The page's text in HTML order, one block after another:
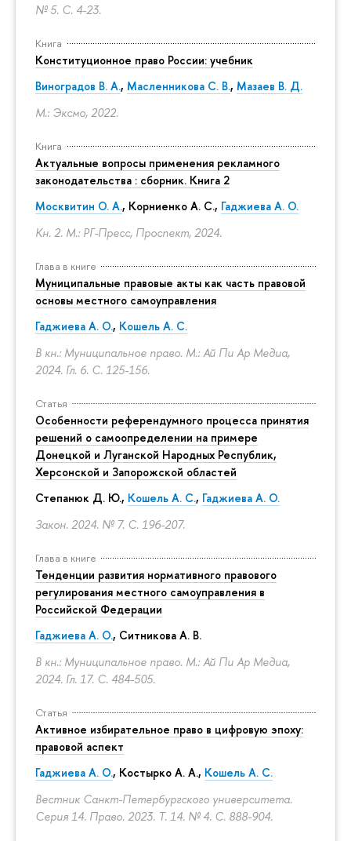
№ 5. С. 4-23.
Книга
Конституционное право России: учебник
Виноградов В. А., Масленникова С. В., Мазаев В. Д.
М.: Эксмо, 2022.
Книга
Актуальные вопросы применения рекламного
законодательства : сборник. Книга 2
Москвитин О. А., Корниенко А. С., Гаджиева А. О.
Кн. 2. М.: РГ-Пресс, Проспект, 2024.
Глава в книге
Муниципальные правовые акты как часть правовой
основы местного самоуправления
Гаджиева А. О., Кошель А. С.
В кн.: Муниципальное право. М.: Ай Пи Ар Медиа,
2024. Гл. 6. С. 125-156.
Статья
Особенности референдумного процесса принятия
решений о самоопределении на примере
Донецкой и Луганской Народных Республик,
Херсонской и Запорожской областей
Степанюк Д. Ю., Кошель А. С., Гаджиева А. О.
Закон. 2024. № 7. С. 196-207.
Глава в книге
Тенденции развития нормативного правового
регулирования местного самоуправления в
Российской Федерации
Гаджиева А. О., Ситникова А. В.
В кн.: Муниципальное право. М.: Ай Пи Ар Медиа,
2024. Гл. 17. С. 484-505.
Статья
Активное избирательное право в цифровую эпоху:
правовой аспект
Гаджиева А. О., Костырко А. А., Кошель А. С.
Вестник Санкт-Петербургского университета.
Серия 14. Право. 2023. Т. 14. № 4. С. 888-904.